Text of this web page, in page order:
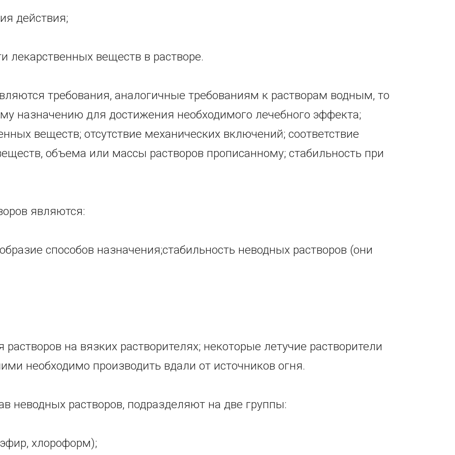
действия;
лекарственных веществ в растворе.
требования, аналогичные требованиям к растворам водным, то
назначению для достижения необходимого лечебного эффекта;
веществ; отсутствие механических включений; соответствие
объема или массы растворов прописанному; стабильность при
являются:
способов назначения;стабильность неводных растворов (они
на вязких растворителях; некоторые летучие растворители
необходимо производить вдали от источников огня.
неводных растворов, подразделяют на две группы:
хлороформ);